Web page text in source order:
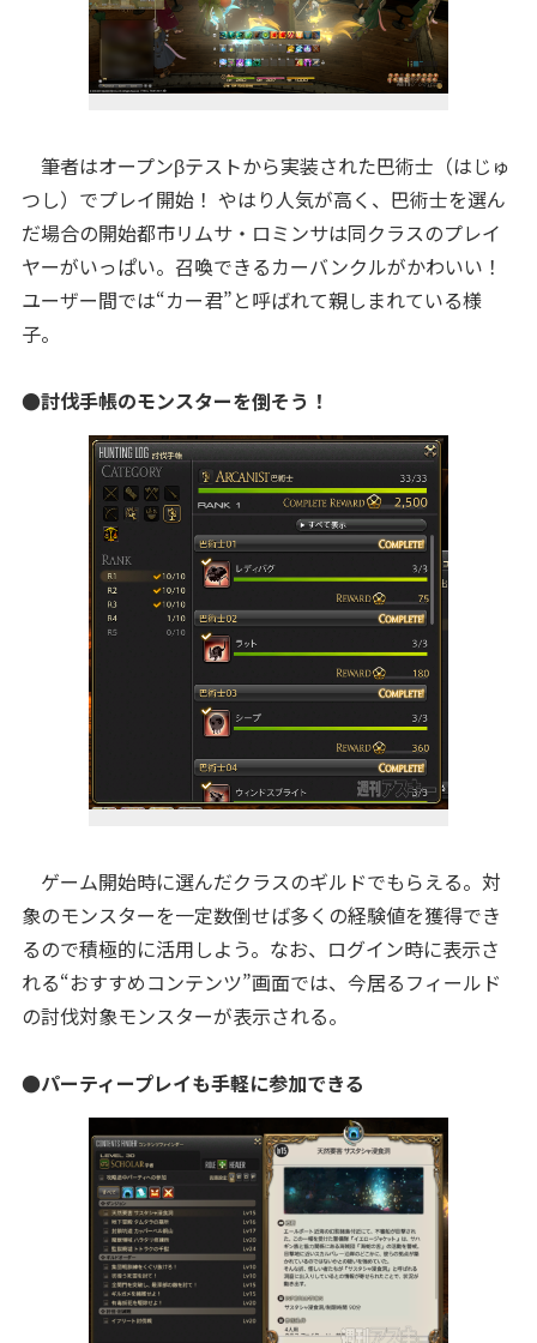
筆者はオープンβテストから実装された巴術士（はじゅ
つし）でプレイ開始！ やはり人気が高く、巴術士を選ん
だ場合の開始都市リムサ・ロミンサは同クラスのプレイ
ヤーがいっぱい。召喚できるカーバンクルがかわいい！
ユーザー間では“カー君”と呼ばれて親しまれている様
子。
●討伐手帳のモンスターを倒そう！
ゲーム開始時に選んだクラスのギルドでもらえる。対
象のモンスターを一定数倒せば多くの経験値を獲得でき
るので積極的に活用しよう。なお、ログイン時に表示さ
れる“おすすめコンテンツ”画面では、今居るフィールド
の討伐対象モンスターが表示される。
●パーティープレイも手軽に参加できる